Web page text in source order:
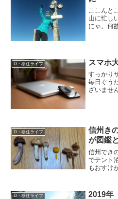
ここんと
山に忙し
にゃ。何
ゃんと
と、彼女
D・移住ライフ スマホ
すっかり
毎日ぐう
ざいませ
＆購入
D・移住ライフ
信州き
が図鑑
信州でき
でテント
もおすけ
べた記
方の心構
D・移住ライフ
2019年